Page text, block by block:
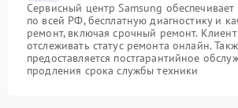
Сервисный центр Samsung обеспечивает
по всей РФ, бесплатную диагностику и
ремонт, включая срочный ремонт.
отслеживать статус ремонта онлайн.
предоставляется постгарантийное
продления срока службы техники